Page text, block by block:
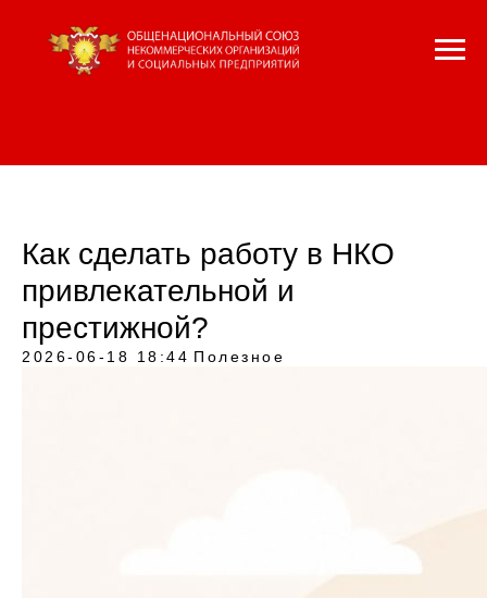
Как сделать работу в НКО
привлекательной и
престижной?
2026-06-18 18:44 Полезное